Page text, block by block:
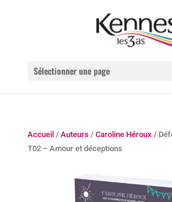
Sélectionner une page
Accueil / Auteurs / Caroline Héroux/
T02 – Amour et déceptions